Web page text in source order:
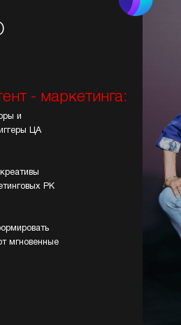
- маркетинга:
и
ЦА
РК
мгновенные